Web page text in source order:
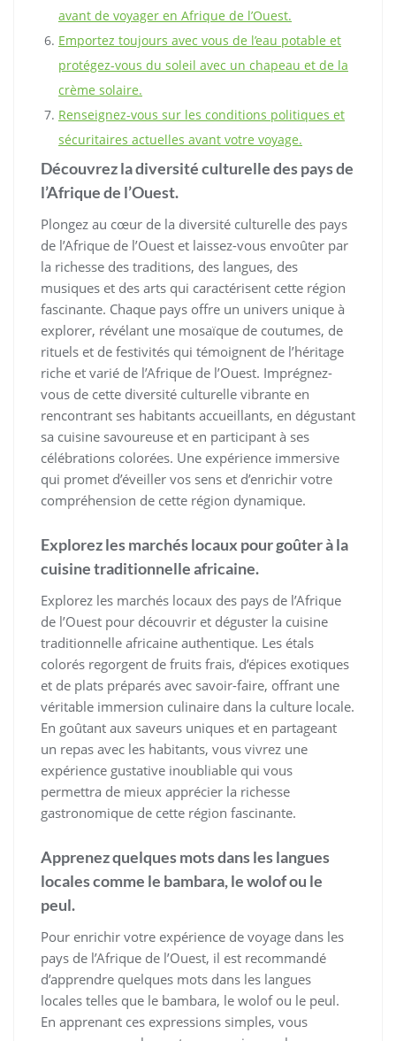
avant de voyager en Afrique de l’Ouest.
Emportez toujours avec vous de l’eau potable et
protégez-vous du soleil avec un chapeau et de la
crème solaire.
Renseignez-vous sur les conditions politiques et
sécuritaires actuelles avant votre voyage.
Découvrez la diversité culturelle des pays de
l’Afrique de l’Ouest.
Plongez au cœur de la diversité culturelle des pays
de l’Afrique de l’Ouest et laissez-vous envoûter par
la richesse des traditions, des langues, des
musiques et des arts qui caractérisent cette région
fascinante. Chaque pays offre un univers unique à
explorer, révélant une mosaïque de coutumes, de
rituels et de festivités qui témoignent de l’héritage
riche et varié de l’Afrique de l’Ouest. Imprégnez-
vous de cette diversité culturelle vibrante en
rencontrant ses habitants accueillants, en dégustant
sa cuisine savoureuse et en participant à ses
célébrations colorées. Une expérience immersive
qui promet d’éveiller vos sens et d’enrichir votre
compréhension de cette région dynamique.
Explorez les marchés locaux pour goûter à la
cuisine traditionnelle africaine.
Explorez les marchés locaux des pays de l’Afrique
de l’Ouest pour découvrir et déguster la cuisine
traditionnelle africaine authentique. Les étals
colorés regorgent de fruits frais, d’épices exotiques
et de plats préparés avec savoir-faire, offrant une
véritable immersion culinaire dans la culture locale.
En goûtant aux saveurs uniques et en partageant
un repas avec les habitants, vous vivrez une
expérience gustative inoubliable qui vous
permettra de mieux apprécier la richesse
gastronomique de cette région fascinante.
Apprenez quelques mots dans les langues
locales comme le bambara, le wolof ou le
peul.
Pour enrichir votre expérience de voyage dans les
pays de l’Afrique de l’Ouest, il est recommandé
d’apprendre quelques mots dans les langues
locales telles que le bambara, le wolof ou le peul.
En apprenant ces expressions simples, vous